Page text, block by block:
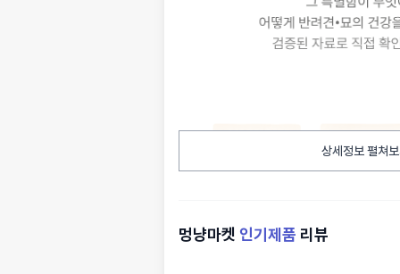
상세정보 펼쳐
멍냥마켓 인기제품 리뷰